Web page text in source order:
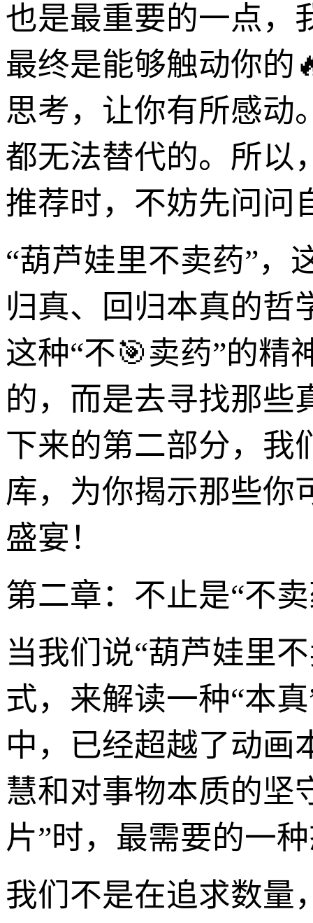
也是最重要的一点，
最终是能够触动你的
思考，让你有所感动
都无法替代的。所以
推荐时，不妨先问问
“葫芦娃里不卖药”，
归真、回归本真的哲
这种“不🎯卖药”的
的，而是去寻找那些
下来的第二部分，我
库，为你揭示那些你
盛宴！
第二章：不止是“不
当我们说“葫芦娃里
式，来解读一种“本
中，已经超越了动画
慧和对事物本质的坚
片”时，最需要的一
我们不是在追求数量